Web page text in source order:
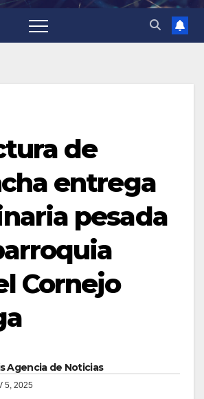
de
entrega
pesada
Cornejo
Agencia de Noticias
5, 2025